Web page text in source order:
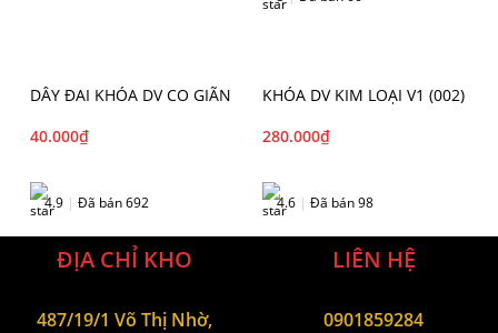
DÂY ĐAI KHÓA DV CO GIÃN
40.000₫
4.9 | Đã bán 692
KHÓA DV KIM LOẠI V1 (002)
280.000₫
4.6 | Đã bán 98
ĐỊA CHỈ KHO
487/19/1 Võ Thị Nhờ,
LIÊN HỆ
0901859284